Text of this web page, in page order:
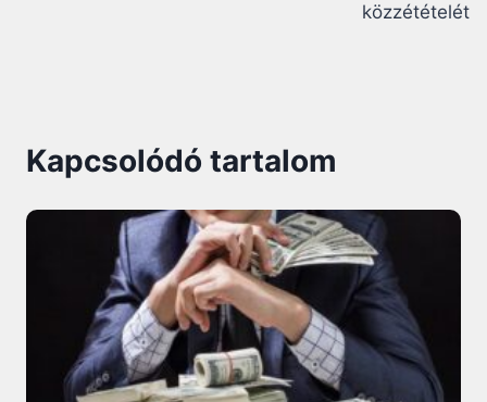
közzétételét
Kapcsolódó tartalom